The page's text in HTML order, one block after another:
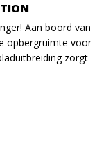
Aan boord van
opbergruimte voor
zorgt